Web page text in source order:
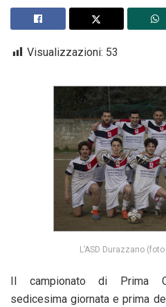
Visualizzazioni: 53
L’ASD Durazzano
Il campionato di Prima
sedicesima giornata e prima